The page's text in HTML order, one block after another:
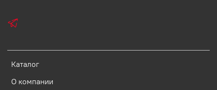
Каталог
О компании